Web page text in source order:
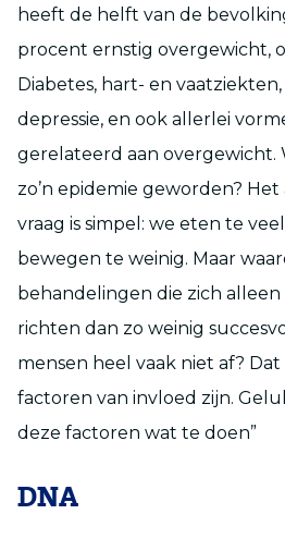
heeft de helft van de
procent ernstig overgewicht,
Diabetes, hart- en
depressie, en ook allerlei
gerelateerd aan overgewicht.
zo’n epidemie geworden?
vraag is simpel: we eten te
bewegen te weinig. Maar
behandelingen die zich
richten dan zo weinig
mensen heel vaak niet af?
factoren van invloed zijn.
deze factoren wat te doen”
DNA